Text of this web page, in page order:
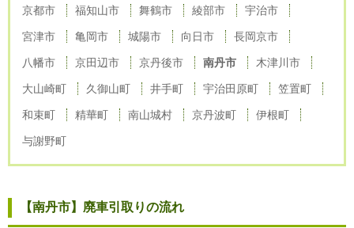
京都市 福知山市 舞鶴市 綾部市 宇治市
宮津市 亀岡市 城陽市 向日市 長岡京市
八幡市 京田辺市 京丹後市 南丹市 木津川市
大山崎町 久御山町 井手町 宇治田原町 笠置町
和束町 精華町 南山城村 京丹波町 伊根町
与謝野町
【南丹市】廃車引取りの流れ